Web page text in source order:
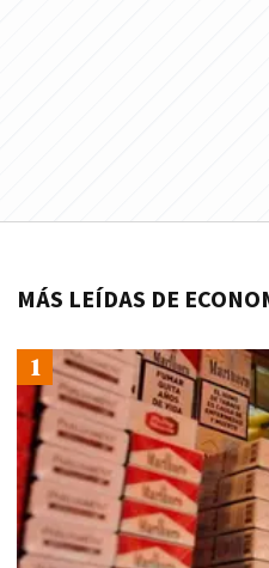
MÁS LEÍDAS DE